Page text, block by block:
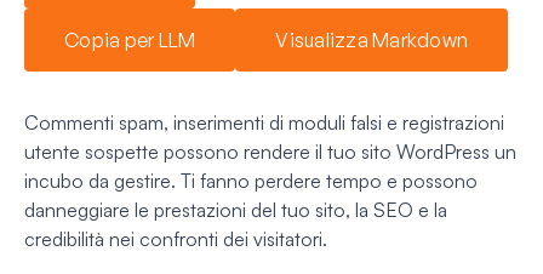
Copia per LLM Visualizza Markdown
Commenti spam, inserimenti di moduli falsi e registrazioni
utente sospette possono rendere il tuo sito WordPress un
incubo da gestire. Ti fanno perdere tempo e possono
danneggiare le prestazioni del tuo sito, la SEO e la
credibilità nei confronti dei visitatori.